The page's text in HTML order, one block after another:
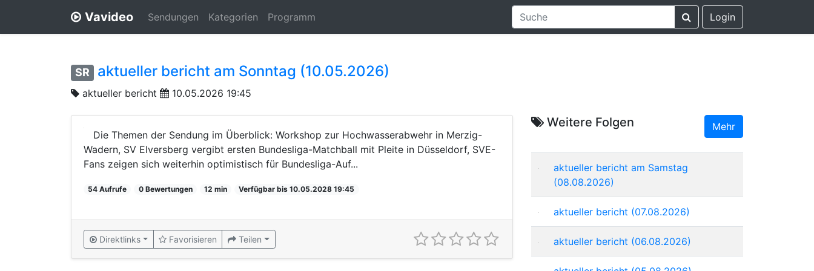
Vavideo Sendungen Kategorien Programm Login
SR aktueller bericht am Sonntag (10.05.2026)
aktueller bericht 10.05.2026 19:45
Die Themen der Sendung im Überblick: Workshop zur Hochwasserabwehr in Merzig-
Wadern, SV Elversberg vergibt ersten Bundesliga-Matchball mit Pleite in Düsseldorf, SVE-
Fans zeigen sich weiterhin optimistisch für Bundesliga-Auf...
54 Aufrufe 0 Bewertungen 12 min Verfügbar bis 10.05.2028 19:45
Direktlinks Favorisieren Teilen
Weitere Folgen Mehr
aktueller bericht am Samstag
(08.08.2026)
aktueller bericht (07.08.2026)
aktueller bericht (06.08.2026)